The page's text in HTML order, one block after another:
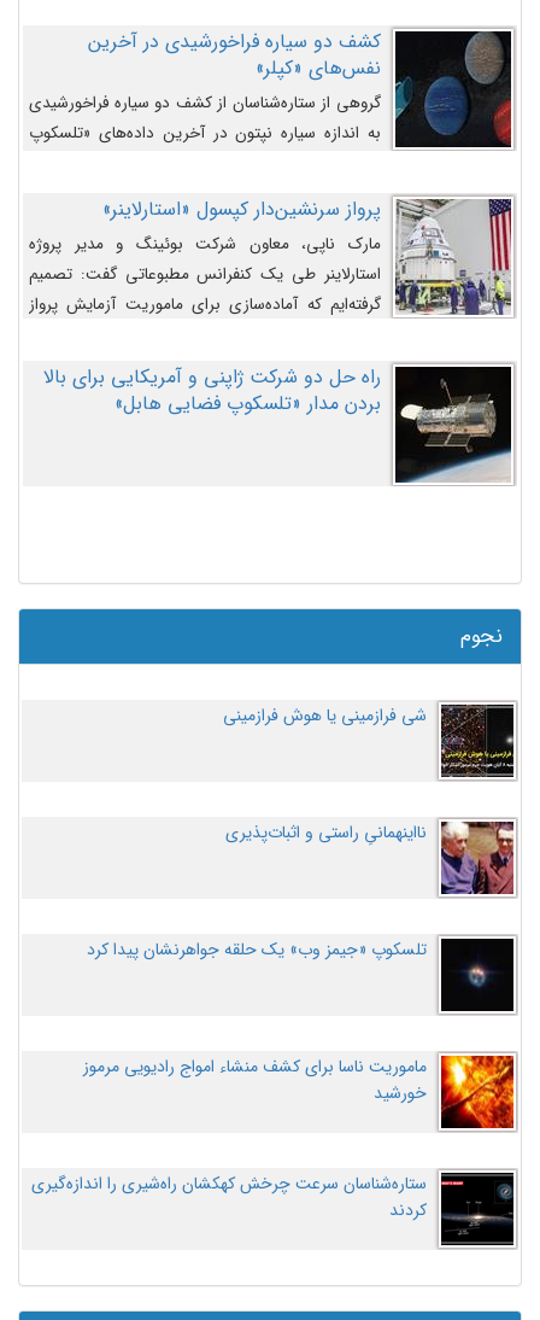
کشف دو سیاره فراخورشیدی در آخرین
نفس‌های «کپلر»
گروهی از ستاره‌شناسان از کشف دو سیاره فراخورشیدی
به اندازه سیاره نپتون در آخرین داده‌های «تلسکوپ
پرواز سرنشین‌دار کپسول «استارلاینر»
مارک ناپی، معاون شرکت بوئینگ و مدیر پروژه
استارلاینر طی یک کنفرانس مطبوعاتی گفت: تصمیم
گرفته‌ایم که آماده‌سازی برای ماموریت آزمایش پرواز
اصلاح کنیم.
راه حل دو شرکت ژاپنی و آمریکایی برای بالا
بردن مدار «تلسکوپ فضایی هابل»
نجوم
شی فرازمینی یا هوش فرازمینی
نااینهمانیِ راستی و اثبات‌پذیری
تلسکوپ «جیمز وب» یک حلقه جواهرنشان پیدا کرد
ماموریت ناسا برای کشف منشاء امواج رادیویی مرموز
خورشید
ستاره‌شناسان سرعت چرخش کهکشان راه‌شیری را اندازه‌گیری
کردند